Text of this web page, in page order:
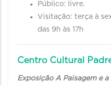
Público: livre.
Visitação: terça à
das 9h às 17h
Centro Cultural
Exposição A Paisagem e